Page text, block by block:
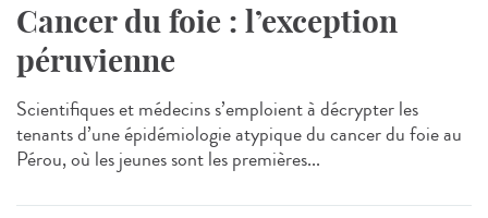
Cancer du foie : l’exception
péruvienne
Scientifiques et médecins s’emploient à décrypter les
tenants d’une épidémiologie atypique du cancer du foie au
Pérou, où les jeunes sont les premières...